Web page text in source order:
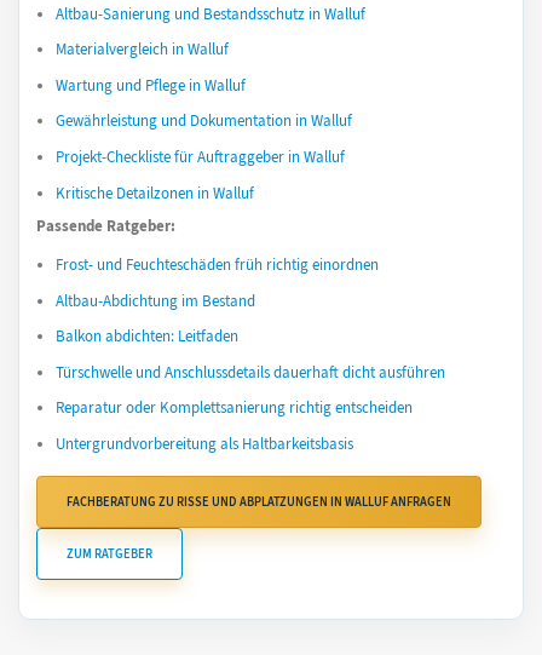
Altbau-Sanierung und Bestandsschutz in Walluf
Materialvergleich in Walluf
Wartung und Pflege in Walluf
Gewährleistung und Dokumentation in Walluf
Projekt-Checkliste für Auftraggeber in Walluf
Kritische Detailzonen in Walluf
Passende Ratgeber:
Frost- und Feuchteschäden früh richtig einordnen
Altbau-Abdichtung im Bestand
Balkon abdichten: Leitfaden
Türschwelle und Anschlussdetails dauerhaft dicht ausführen
Reparatur oder Komplettsanierung richtig entscheiden
Untergrundvorbereitung als Haltbarkeitsbasis
FACHBERATUNG ZU RISSE UND ABPLATZUNGEN IN WALLUF ANFRAGEN
ZUM RATGEBER